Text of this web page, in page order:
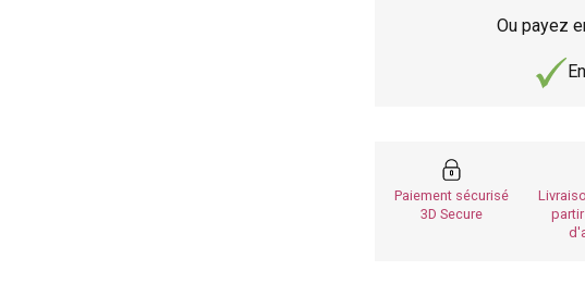
Ou payez
Paiement sécurisé
3D Secure